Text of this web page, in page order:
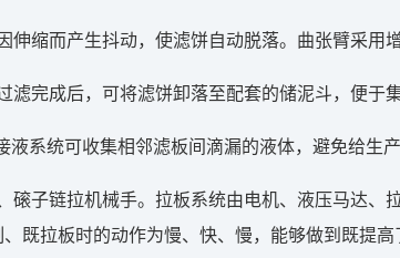
缩而产生抖动，使滤饼自动脱落。曲张臂采用
滤完成后，可将滤饼卸落至配套的储泥斗，便
系统可收集相邻滤板间滴漏的液体，避免给生产
子链拉机械手。拉板系统由电机、液压马达
既拉板时的动作为慢、快、慢，能够做到既提